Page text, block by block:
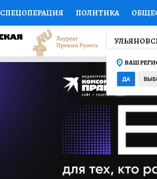
СПЕЦОПЕРАЦИЯ ПОЛИТИКА
НАУКА СПОРТ КОЛУМНИСТЫ
ДОКТОР ФИНАНСЫ
ПРОГНОЗЫ НА СПОРТ ПРОМОКОДЫ
ТЕЛЕВИЗОР
НОВОЕ НА САЙТЕ
ВАШ
ДА